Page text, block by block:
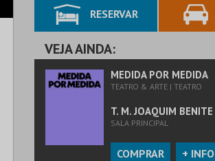
SALA RESERVAR
VEJA AINDA:
MEDIDA POR MEDIDA
TEATRO & ARTE | TEATRO
T. M. JOAQUIM BENITE
SALA PRINCIPAL
COMPRAR + INFO